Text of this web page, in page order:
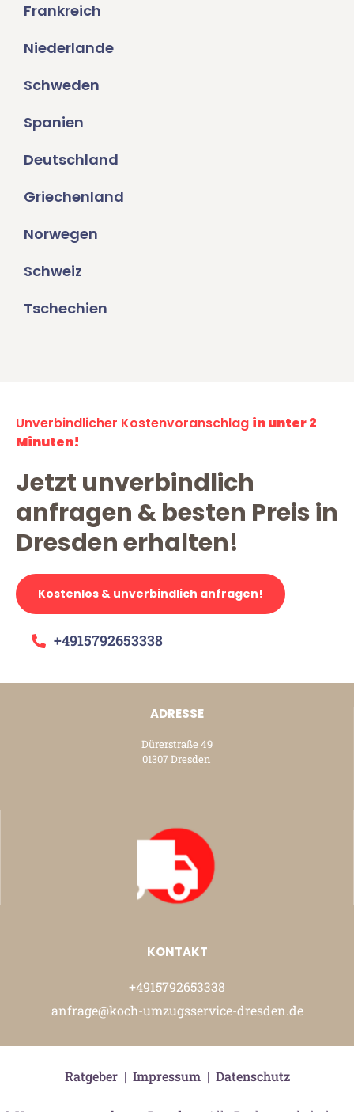
Frankreich
Niederlande
Schweden
Spanien
Deutschland
Griechenland
Norwegen
Schweiz
Tschechien
Unverbindlicher Kostenvoranschlag in unter 2
Minuten!
Jetzt unverbindlich
anfragen & besten Preis in
Dresden erhalten!
Kostenlos & unverbindlich anfragen!
+4915792653338
ADRESSE
Dürerstraße 49
01307 Dresden
KONTAKT
+4915792653338
anfrage@koch-umzugsservice-dresden.de
Ratgeber| Impressum| Datenschutz